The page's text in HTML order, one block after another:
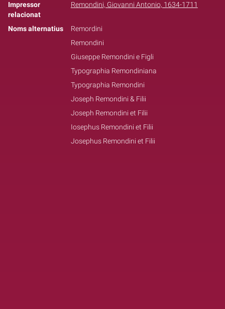
Impressor
relacionat
Remondini, Giovanni Antonio, 1634-1711
Noms alternatius
Remordini
Remondini
Giuseppe Remondini e Figli
Typographia Remondiniana
Typographia Remondini
Joseph Remondini & Filii
Joseph Remondini et Filii
Iosephus Remondini et Filii
Josephus Remondini et Filii